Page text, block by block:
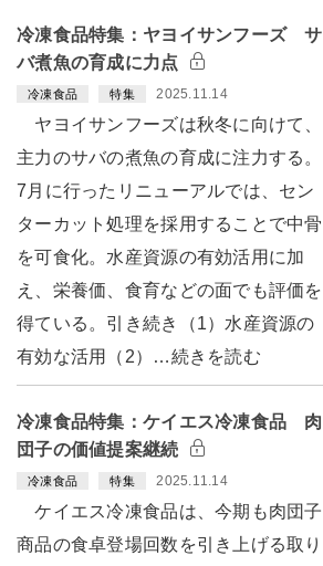
冷凍食品特集：ヤヨイサンフーズ サ
バ煮魚の育成に力点
冷凍食品 特集 2025.11.14
ヤヨイサンフーズは秋冬に向けて、
主力のサバの煮魚の育成に注力する。
7月に行ったリニューアルでは、セン
ターカット処理を採用することで中骨
を可食化。水産資源の有効活用に加
え、栄養価、食育などの面でも評価を
得ている。引き続き（1）水産資源の
有効な活用（2）…続きを読む
冷凍食品特集：ケイエス冷凍食品 肉
団子の価値提案継続
冷凍食品 特集 2025.11.14
ケイエス冷凍食品は、今期も肉団子
商品の食卓登場回数を引き上げる取り